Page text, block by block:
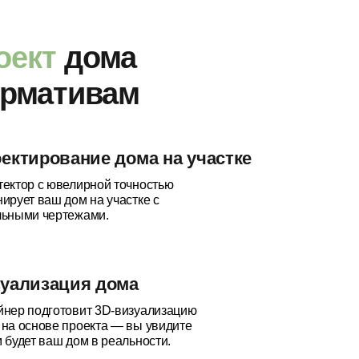
дома
дома
подготовит 3D-визуализацию
основе проекта — вы увидите
будет ваш дом в реальности.
дома на участке
с ювелирной точностью
ваш дом на участке с
чертежами.